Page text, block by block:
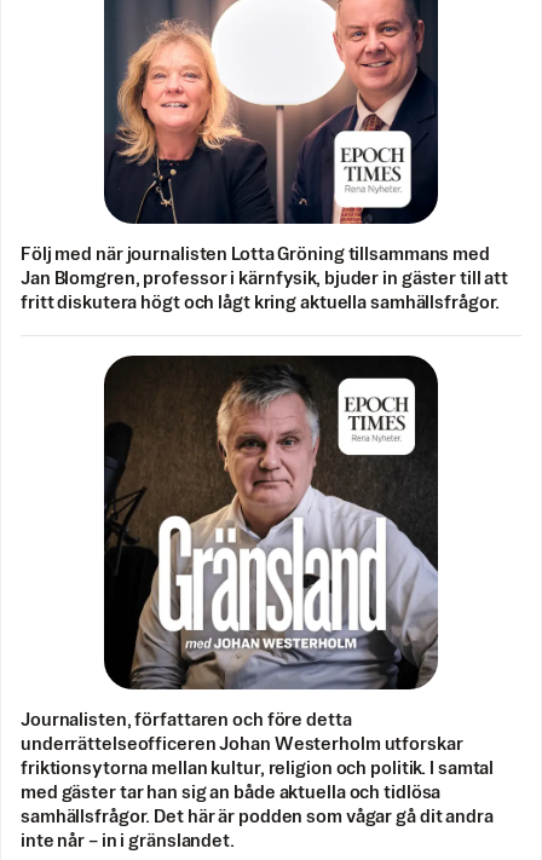
Följ med när journalisten Lotta Gröning tillsammans med
Jan Blomgren, professor i kärnfysik, bjuder in gäster till att
fritt diskutera högt och lågt kring aktuella samhällsfrågor.
Journalisten, författaren och före detta
underrättelseofficeren Johan Westerholm utforskar
friktionsytorna mellan kultur, religion och politik. I samtal
med gäster tar han sig an både aktuella och tidlösa
samhällsfrågor. Det här är podden som vågar gå dit andra
inte når – in i gränslandet.